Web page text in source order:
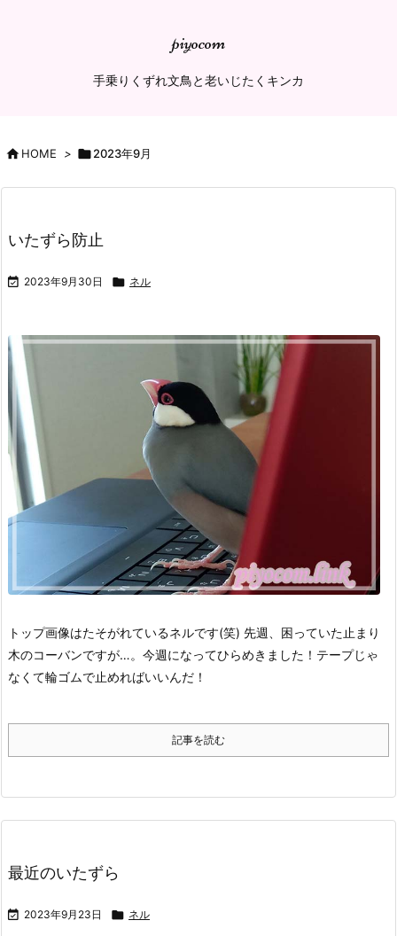
piyocom
手乗りくずれ文鳥と老いじたくキンカ
HOME > 2023年9月
いたずら防止
 2023年9月30日  ネル
トップ画像はたそがれているネルです(笑) 先週、困っていた止まり
木のコーバンですが…。 今週になってひらめきました！ テープじゃ
なくて輪ゴムで止めればいいんだ！
記事を読む
最近のいたずら
 2023年9月23日  ネル